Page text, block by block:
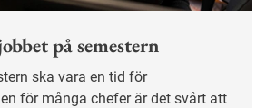
på semestern
för många chefer är det svårt att